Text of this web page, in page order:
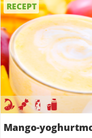
RECEPT
Mango-